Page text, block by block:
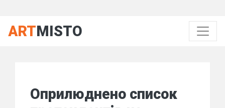
ARTMISTO
Оприлюднено список